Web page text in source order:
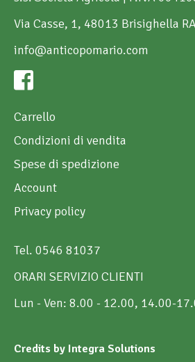
Via Casse, 1, 48013 Brisighella RA
info@anticopomario.com
Carrello
Condizioni di vendita
Spese di spedizione
Account
Privacy policy
Tel. 0546 81037
ORARI SERVIZIO CLIENTI
Lun - Ven: 8.00 - 12.00, 14.00-
Credits by Integra Solutions